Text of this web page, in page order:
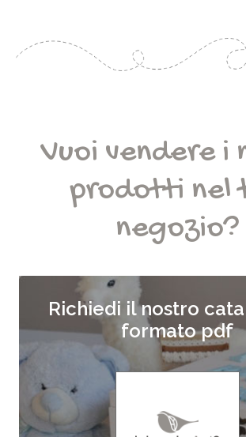
Vuoi vendere i
prodotti nel
negozio?
Richiedi il nostro
formato pdf